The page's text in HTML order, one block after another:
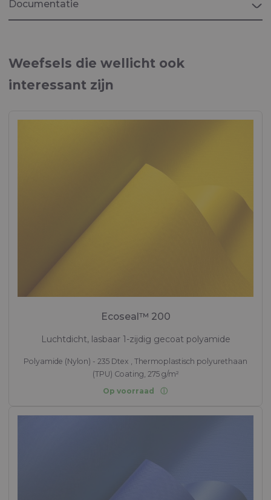
Documentatie
Weefsels die wellicht ook
interessant zijn
Ecoseal™ 200
Luchtdicht, lasbaar 1-zijdig gecoat polyamide
Polyamide (Nylon) - 235 Dtex , Thermoplastisch polyurethaan
(TPU) Coating, 275 g/m²
Op voorraad